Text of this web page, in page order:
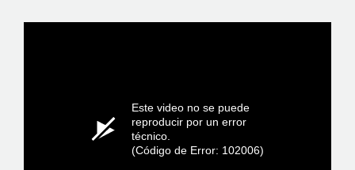
Este video no se puede
reproducir por un error
técnico.
(Código de Error: 102006)